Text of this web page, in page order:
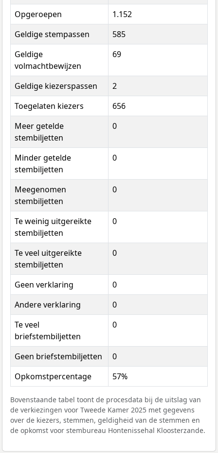
Opgeroepen
1.152
Geldige stempassen
585
Geldige
volmachtbewijzen
69
Geldige kiezerspassen
2
Toegelaten kiezers
656
Meer getelde
stembiljetten
0
Minder getelde
stembiljetten
0
Meegenomen
stembiljetten
0
Te weinig uitgereikte
stembiljetten
0
Te veel uitgereikte
stembiljetten
0
Geen verklaring
0
Andere verklaring
0
Te veel
briefstembiljetten
0
Geen briefstembiljetten
0
Opkomstpercentage
57%
Bovenstaande tabel toont de procesdata bij de uitslag van
de verkiezingen voor Tweede Kamer 2025 met gegevens
over de kiezers, stemmen, geldigheid van de stemmen en
de opkomst voor stembureau Hontenissehal Kloosterzande.